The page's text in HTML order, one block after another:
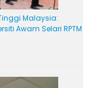
Malaysia:
Awam Selari RPTM